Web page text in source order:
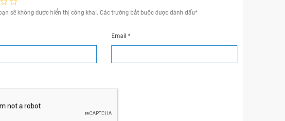
sẽ không được hiển thị công khai. Các trường bắt buộc được đánh dấu*
Email *